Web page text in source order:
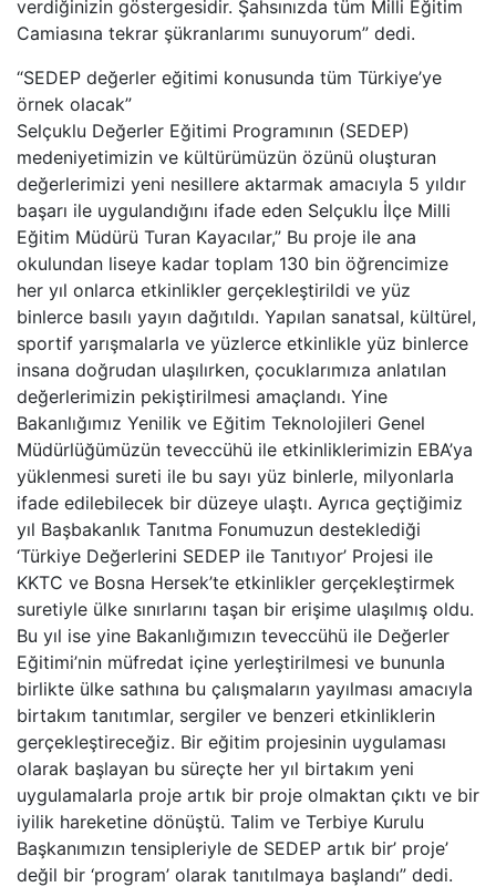
verdiğinizin göstergesidir. Şahsınızda tüm Milli Eğitim
Camiasına tekrar şükranlarımı sunuyorum” dedi.
“SEDEP değerler eğitimi konusunda tüm Türkiye’ye
örnek olacak”
Selçuklu Değerler Eğitimi Programının (SEDEP)
medeniyetimizin ve kültürümüzün özünü oluşturan
değerlerimizi yeni nesillere aktarmak amacıyla 5 yıldır
başarı ile uygulandığını ifade eden Selçuklu İlçe Milli
Eğitim Müdürü Turan Kayacılar,” Bu proje ile ana
okulundan liseye kadar toplam 130 bin öğrencimize
her yıl onlarca etkinlikler gerçekleştirildi ve yüz
binlerce basılı yayın dağıtıldı. Yapılan sanatsal, kültürel,
sportif yarışmalarla ve yüzlerce etkinlikle yüz binlerce
insana doğrudan ulaşılırken, çocuklarımıza anlatılan
değerlerimizin pekiştirilmesi amaçlandı. Yine
Bakanlığımız Yenilik ve Eğitim Teknolojileri Genel
Müdürlüğümüzün teveccühü ile etkinliklerimizin EBA’ya
yüklenmesi sureti ile bu sayı yüz binlerle, milyonlarla
ifade edilebilecek bir düzeye ulaştı. Ayrıca geçtiğimiz
yıl Başbakanlık Tanıtma Fonumuzun desteklediği
‘Türkiye Değerlerini SEDEP ile Tanıtıyor’ Projesi ile
KKTC ve Bosna Hersek’te etkinlikler gerçekleştirmek
suretiyle ülke sınırlarını taşan bir erişime ulaşılmış oldu.
Bu yıl ise yine Bakanlığımızın teveccühü ile Değerler
Eğitimi’nin müfredat içine yerleştirilmesi ve bununla
birlikte ülke sathına bu çalışmaların yayılması amacıyla
birtakım tanıtımlar, sergiler ve benzeri etkinliklerin
gerçekleştireceğiz. Bir eğitim projesinin uygulaması
olarak başlayan bu süreçte her yıl birtakım yeni
uygulamalarla proje artık bir proje olmaktan çıktı ve bir
iyilik hareketine dönüştü. Talim ve Terbiye Kurulu
Başkanımızın tensipleriyle de SEDEP artık bir’ proje’
değil bir ‘program’ olarak tanıtılmaya başlandı” dedi.